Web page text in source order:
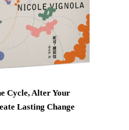
Cycle, Alter Your
Lasting Change